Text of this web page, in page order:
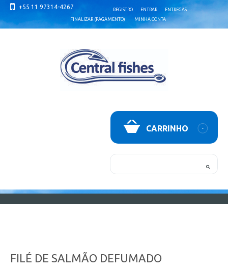
+55 11 97314-4267 REGISTRO ENTRAR
ENTREGAS
FINALIZAR (PAGAMENTO)
MINHA CONTA
CARRINHO
FILÉ DE SALMÃO DEFUMADO